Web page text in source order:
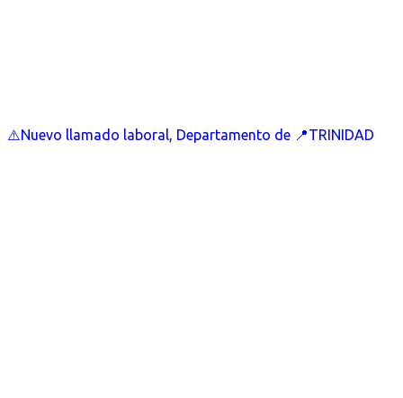
⚠️Nuevo llamado laboral, Departamento de 📍TRINIDAD